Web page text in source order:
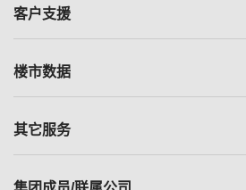
人才招募
一手新房
减价
美联豪宅
独家楼盘
租房
客户支援
自助放盘
查询热线
楼市数据
指数
其它服务
小区专页